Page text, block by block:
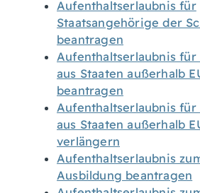
Aufenthaltserlaubnis für
Staatsangehörige der
beantragen
Aufenthaltserlaubnis für
aus Staaten außerhalb
beantragen
Aufenthaltserlaubnis für
aus Staaten außerhalb
verlängern
Aufenthaltserlaubnis
Ausbildung beantragen